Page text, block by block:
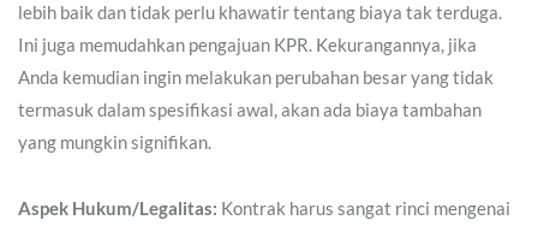
lebih baik dan tidak perlu khawatir tentang biaya tak terduga.
Ini juga memudahkan pengajuan KPR. Kekurangannya, jika
Anda kemudian ingin melakukan perubahan besar yang tidak
termasuk dalam spesifikasi awal, akan ada biaya tambahan
yang mungkin signifikan.
Aspek Hukum/Legalitas: Kontrak harus sangat rinci mengenai